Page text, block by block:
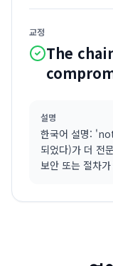
교정
The
설명
한국어 설명:
되었다)가 더 전
보안 또는 절차